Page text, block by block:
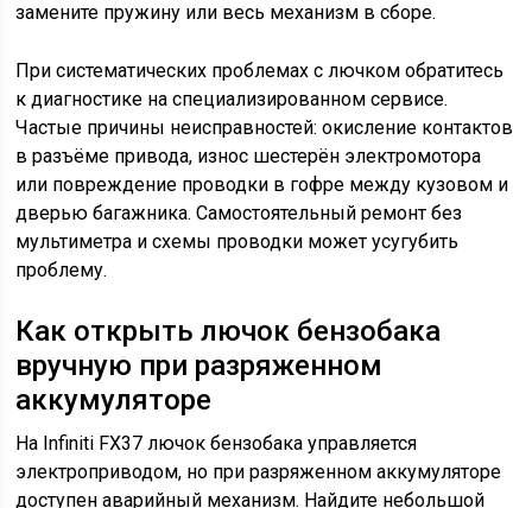
замените пружину или весь механизм в сборе.
При систематических проблемах с лючком обратитесь
к диагностике на специализированном сервисе.
Частые причины неисправностей: окисление контактов
в разъёме привода, износ шестерён электромотора
или повреждение проводки в гофре между кузовом и
дверью багажника. Самостоятельный ремонт без
мультиметра и схемы проводки может усугубить
проблему.
Как открыть лючок бензобака
вручную при разряженном
аккумуляторе
На Infiniti FX37 лючок бензобака управляется
электроприводом, но при разряженном аккумуляторе
доступен аварийный механизм. Найдите небольшой